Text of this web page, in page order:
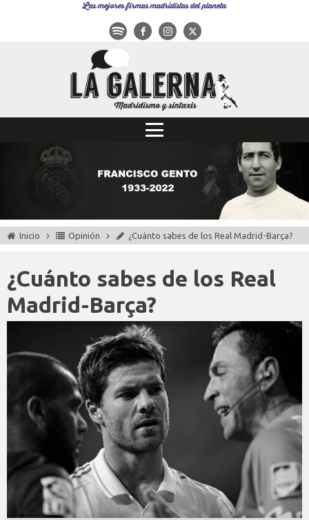
Las mejores firmas madridistas del planeta
Inicio Opinión ¿Cuánto sabes de los Real Madrid-Barça?
¿Cuánto sabes de los Real
Madrid-Barça?